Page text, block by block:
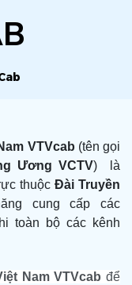
VTVcab (tên gọi
Ương VCTV) là
thuộc Đài Truyền
cung cấp các
toàn bộ các kênh
Nam VTVcab để